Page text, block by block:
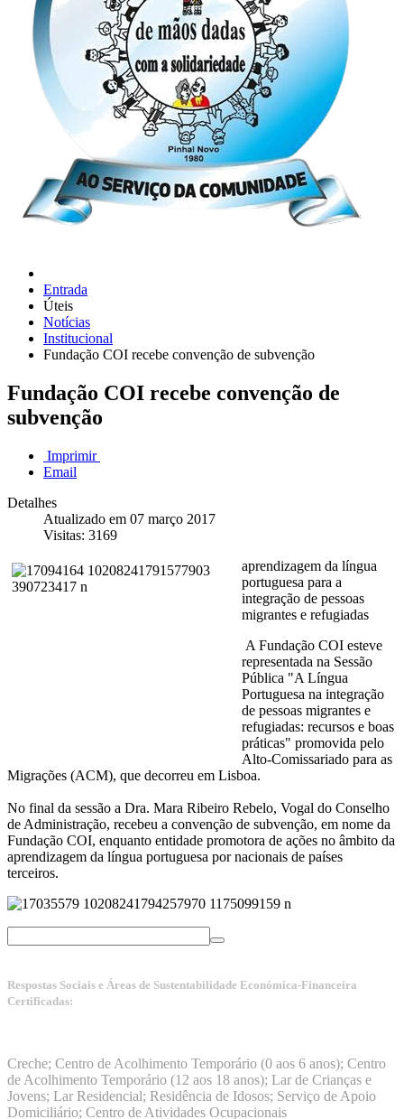
Entrada
Úteis
Notícias
Institucional
Fundação COI recebe convenção de subvenção
Fundação COI recebe convenção de
subvenção
Imprimir
Email
Detalhes
Atualizado em 07 março 2017
Visitas: 3169
aprendizagem da língua
portuguesa para a
integração de pessoas
migrantes e refugiadas
A Fundação COI esteve
representada na Sessão
Pública "A Língua
Portuguesa na integração
de pessoas migrantes e
refugiadas: recursos e boas
práticas" promovida pelo
Alto-Comissariado para as
Migrações (ACM), que decorreu em Lisboa.
No final da sessão a Dra. Mara Ribeiro Rebelo, Vogal do Conselho
de Administração, recebeu a convenção de subvenção, em nome da
Fundação COI, enquanto entidade promotora de ações no âmbito da
aprendizagem da língua portuguesa por nacionais de países
terceiros.
Respostas Sociais e Áreas de Sustentabilidade Económica-Financeira
Certificadas:
Creche; Centro de Acolhimento Temporário (0 aos 6 anos); Centro
de Acolhimento Temporário (12 aos 18 anos); Lar de Crianças e
Jovens; Lar Residencial; Residência de Idosos; Serviço de Apoio
Domiciliário; Centro de Atividades Ocupacionais